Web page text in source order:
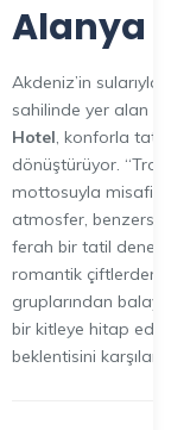
Alanya
Akdeniz’in
sahilinde yer alan
Hotel , konforla
dönüştürüyor.
mottosuyla
atmosfer,
ferah bir tatil
romantik çiftlerden
gruplarından
bir kitleye hitap
beklentisini